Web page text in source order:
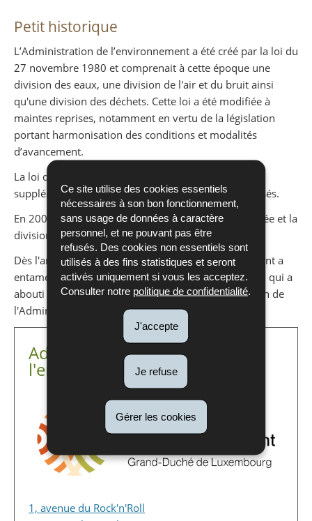
Ce site utilise des cookies essentiels
nécessaires à son bon fonctionnement,
sans usage de données à caractère
personnel, et ne pouvant pas être
refusés. Des cookies non essentiels sont
utilisés à des fins statistiques et seront
activés uniquement si vous les acceptez.
Consulter notre politique de confidentialité
J'accepte
Je refuse
Gérer les cookies
Petit historique
L’Administration de l’environnement a été créé par la loi du
27 novembre 1980 et comprenait à cette époque une
division des eaux, une division de l'air et du bruit ainsi
qu'une division des déchets. Cette loi a été modifiée à
maintes reprises, notamment en vertu de la législation
portant harmonisation des conditions et modalités
d’avancement.
La loi du 19 septembre 2003 crée une division
supplémentaire : la division des établissements classés.
En 2004, l’Administration de la Gestion d’eau fût créée et la
division des eaux a été transférée vers celle-ci.
Dès l'année 2010, l'Administration de l'environnement a
entamé les réflexions concernant une réorganisation qui a
abouti au vote du projet de loi portant réorganisation de
l'Administration de l'environnement en 2016.
Administration de
l'environnement
1, avenue du Rock'n'Roll